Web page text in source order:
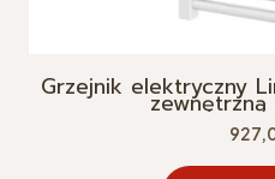
Grzejnik elektryczny
Cena